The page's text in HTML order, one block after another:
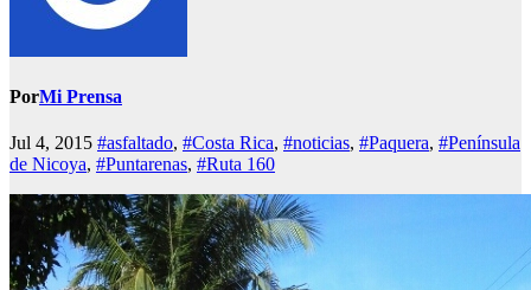
PorMi Prensa
Jul 4, 2015 #asfaltado, #Costa Rica, #noticias, #Paquera, #Península
de Nicoya, #Puntarenas, #Ruta 160